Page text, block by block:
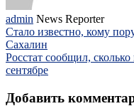
admin News Reporter
Стало известно, кому
Сахалин
Росстат сообщил,
сентябре
Добавить